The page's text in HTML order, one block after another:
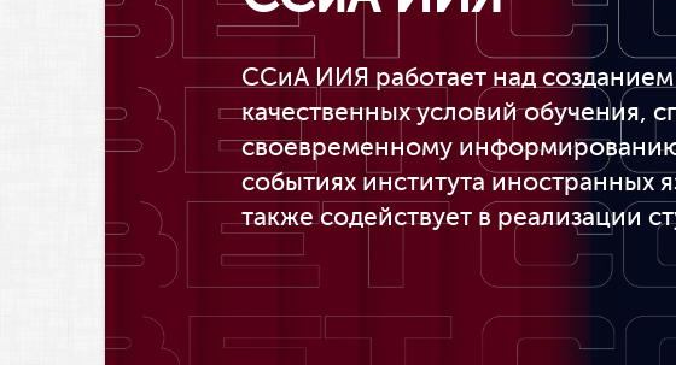
ССиА ИИЯ работает над
качественных условий обучения,
своевременному
событиях института иностранных
также содействует в реализации